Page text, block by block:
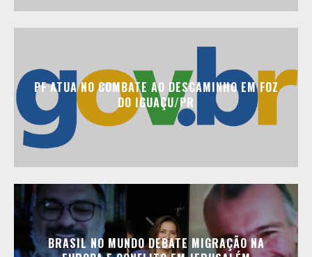
PF ATUA NO COMBATE AO DESCAMINHO EM FOZ
DO IGUAÇU/PR
BRASIL NO MUNDO DEBATE MIGRAÇÃO NA